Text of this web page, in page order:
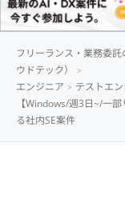
フリーランス・業務委
ウドテック）
エンジニア
テストエ
【Windows/週3日~/一
る社内SE案件